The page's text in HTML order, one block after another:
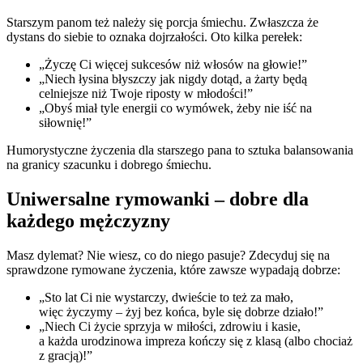
Starszym panom też należy się porcja śmiechu. Zwłaszcza że
dystans do siebie to oznaka dojrzałości. Oto kilka perełek:
„Życzę Ci więcej sukcesów niż włosów na głowie!”
„Niech łysina błyszczy jak nigdy dotąd, a żarty będą
celniejsze niż Twoje riposty w młodości!”
„Obyś miał tyle energii co wymówek, żeby nie iść na
siłownię!”
Humorystyczne życzenia dla starszego pana to sztuka balansowania
na granicy szacunku i dobrego śmiechu.
Uniwersalne rymowanki – dobre dla
każdego mężczyzny
Masz dylemat? Nie wiesz, co do niego pasuje? Zdecyduj się na
sprawdzone rymowane życzenia, które zawsze wypadają dobrze:
„Sto lat Ci nie wystarczy, dwieście to też za mało,
więc życzymy – żyj bez końca, byle się dobrze działo!”
„Niech Ci życie sprzyja w miłości, zdrowiu i kasie,
a każda urodzinowa impreza kończy się z klasą (albo chociaż
z gracją)!”